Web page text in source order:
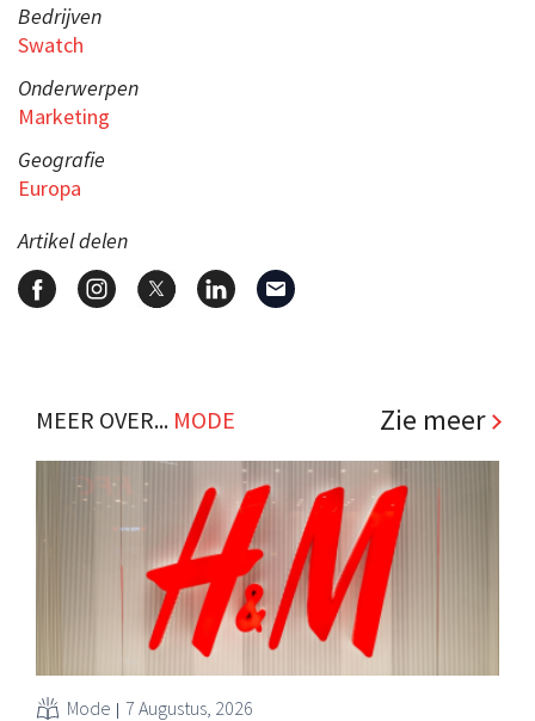
Bedrijven
Swatch
Onderwerpen
Marketing
Geografie
Europa
Artikel delen
MEER OVER... MODE Zie meer
Mode 7 Augustus, 2026